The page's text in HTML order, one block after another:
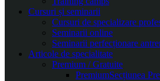
Cursuri și seminarii
Cursuri de specializare
Seminarii online
Seminarii perfecționare
Articole de specialitate
Premium / Gratuite
PremiumSecțiunea